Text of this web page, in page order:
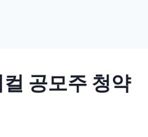
공모주 청약